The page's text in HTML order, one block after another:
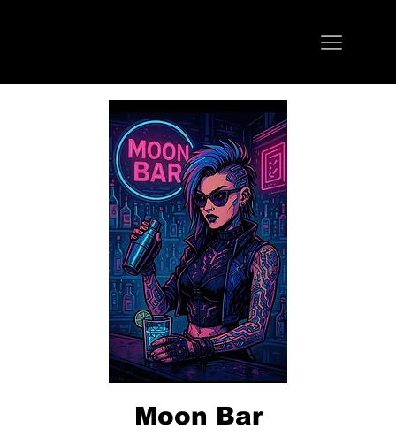
Moon Bar